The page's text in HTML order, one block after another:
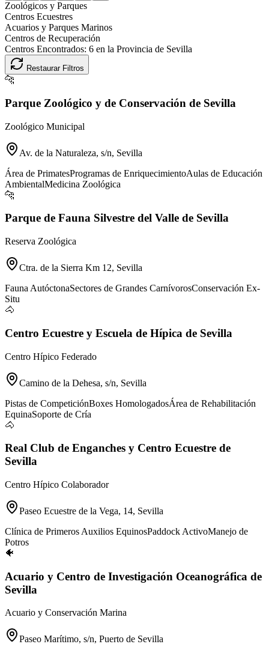
Zoológicos y Parques
Centros Ecuestres
Acuarios y Parques Marinos
Centros de Recuperación
Centros Encontrados: 6 en la Provincia de Sevilla
Restaurar Filtros
🐆
Parque Zoológico y de Conservación de Sevilla
Zoológico Municipal
Av. de la Naturaleza, s/n, Sevilla
Área de PrimatesProgramas de EnriquecimientoAulas de Educación
AmbientalMedicina Zoológica
🐆
Parque de Fauna Silvestre del Valle de Sevilla
Reserva Zoológica
Ctra. de la Sierra Km 12, Sevilla
Fauna AutóctonaSectores de Grandes CarnívorosConservación Ex-
Situ
🐴
Centro Ecuestre y Escuela de Hípica de Sevilla
Centro Hípico Federado
Camino de la Dehesa, s/n, Sevilla
Pistas de CompeticiónBoxes HomologadosÁrea de Rehabilitación
EquinaSoporte de Cría
🐴
Real Club de Enganches y Centro Ecuestre de
Sevilla
Centro Hípico Colaborador
Paseo Ecuestre de la Vega, 14, Sevilla
Clínica de Primeros Auxilios EquinosPaddock ActivoManejo de
Potros
🐠
Acuario y Centro de Investigación Oceanográfica de
Sevilla
Acuario y Conservación Marina
Paseo Marítimo, s/n, Puerto de Sevilla